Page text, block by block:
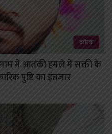
कोरबा
में आतंकी हमले में सक्ती के
पुष्टि का इंतजार